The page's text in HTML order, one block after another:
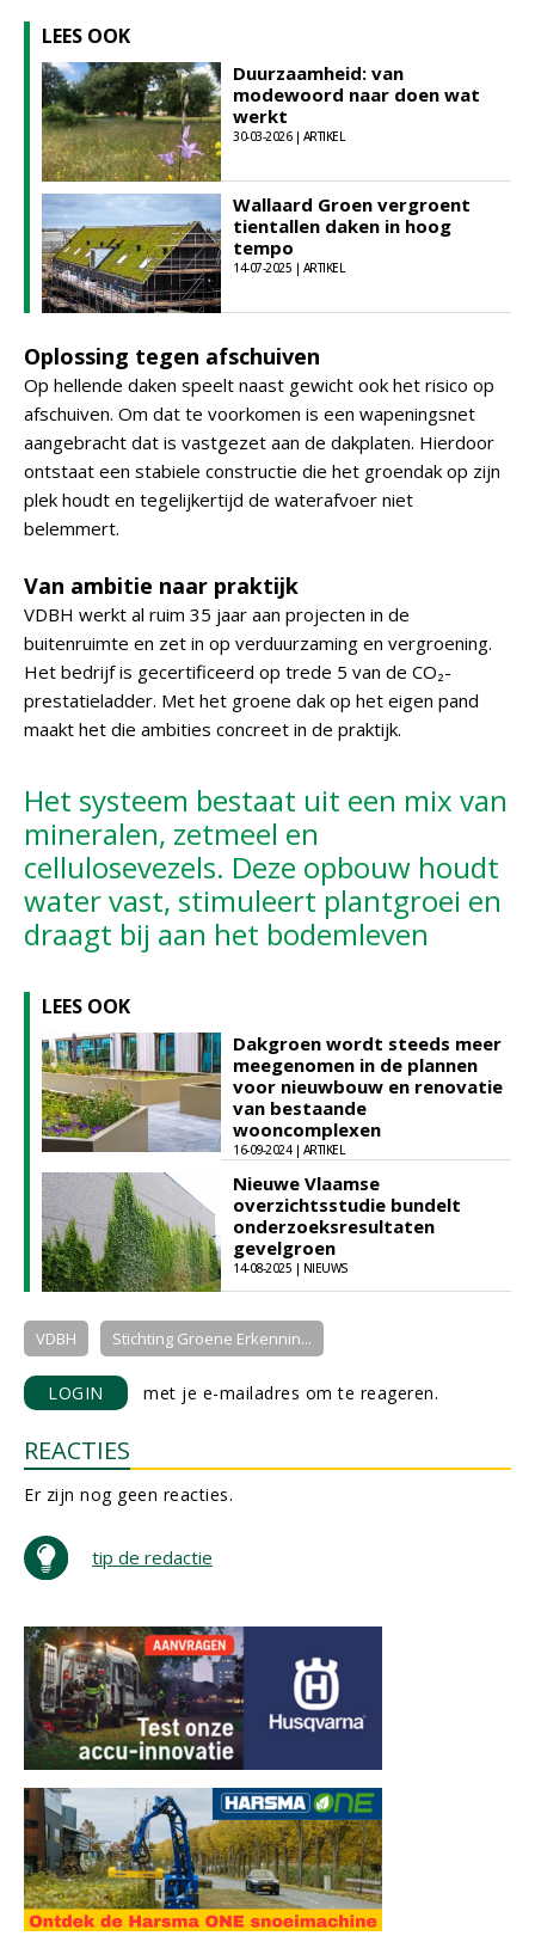
LEES OOK
Duurzaamheid: van
modewoord naar doen wat
werkt
30-03-2026 | ARTIKEL
Wallaard Groen vergroent
tientallen daken in hoog
tempo
14-07-2025 | ARTIKEL
Oplossing tegen afschuiven
Op hellende daken speelt naast gewicht ook het risico op
afschuiven. Om dat te voorkomen is een wapeningsnet
aangebracht dat is vastgezet aan de dakplaten. Hierdoor
ontstaat een stabiele constructie die het groendak op zijn
plek houdt en tegelijkertijd de waterafvoer niet
belemmert.
Van ambitie naar praktijk
VDBH werkt al ruim 35 jaar aan projecten in de
buitenruimte en zet in op verduurzaming en vergroening.
Het bedrijf is gecertificeerd op trede 5 van de CO₂-
prestatieladder. Met het groene dak op het eigen pand
maakt het die ambities concreet in de praktijk.
Het systeem bestaat uit een mix van
mineralen, zetmeel en
cellulosevezels. Deze opbouw houdt
water vast, stimuleert plantgroei en
draagt bij aan het bodemleven
LEES OOK
Dakgroen wordt steeds meer
meegenomen in de plannen
voor nieuwbouw en renovatie
van bestaande
wooncomplexen
16-09-2024 | ARTIKEL
Nieuwe Vlaamse
overzichtsstudie bundelt
onderzoeksresultaten
gevelgroen
14-08-2025 | NIEUWS
VDBH Stichting Groene Erkennin...
LOGIN met je e-mailadres om te reageren.
REACTIES
Er zijn nog geen reacties.
tip de redactie